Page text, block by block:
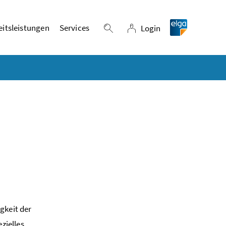
Services Suche einblenden
Login
Login
der